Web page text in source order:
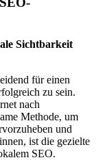
Sichtbarkeit
für einen
zu sein.
nach
Methode, um
und
ist die gezielte
SEO.